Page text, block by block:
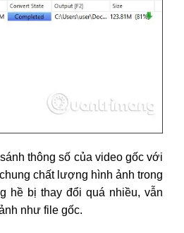
thông số của video gốc với
chất lượng hình ảnh trong
hề bị thay đổi quá nhiều, vẫn
như file gốc.